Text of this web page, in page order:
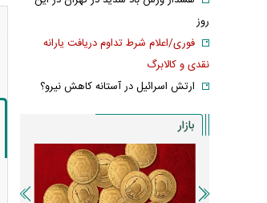
روز
فوری/اعلام شرط تداوم دریافت یارانه
نقدی و کالابرگ
ارتش اسرائیل در آستانه کاهش نیرو؟
بازار